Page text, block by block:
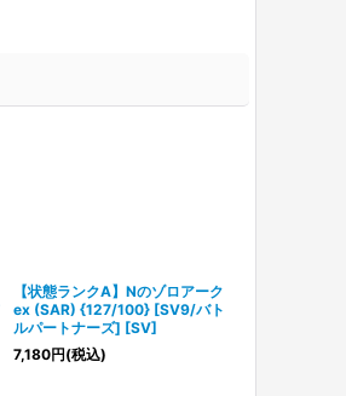
【状態ランクA】Nのゾロアーク
ex (SAR) {127/100} [SV9/バト
ルパートナーズ] [SV]
7,180円(税込)